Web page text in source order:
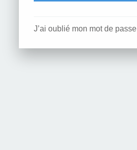
J’ai oublié mon mot de passe